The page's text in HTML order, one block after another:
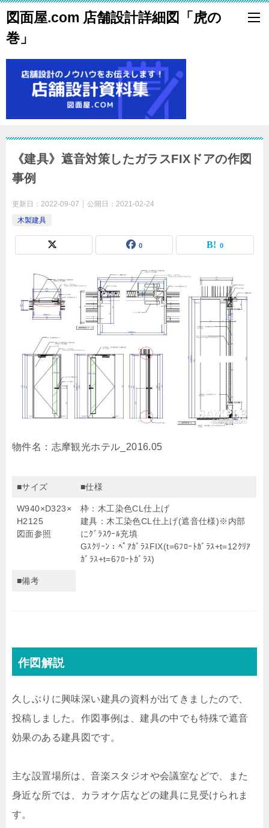
図面屋.com 店舗設計詳細図「虎の
巻」
《建具》遮音対策したガラスFIXドアの作図
事例
更新日： 2022-09-07 公開日： 2021-02-24
木製建具
0 0
物件名：志摩観光ホテル_2016.05
■サイズ ■仕様
W940×D323×
H2125
図面参照
枠：木工染色CL仕上げ
建具：木工染色CL仕上げ(遮音仕様)※内部
にｸﾞﾗｽｳｰﾙ充填
Gｽｸﾘｰﾝ：ﾍﾟｱｶﾞﾗｽFIX(t=6ﾌﾛｰﾄｶﾞﾗｽ+t=12ｸﾘｱ
ｶﾞﾗｽ+t=6ﾌﾛｰﾄｶﾞﾗｽ)
■備考
作図解説
久しぶりに興味深い建具の資料が出てきましたので、
投稿しました。作図事例は、建具の中でも特殊で遮音
効果のある建具図です。
主な設置場所は、音楽スタジオや会議室などで、また
身近な所では、カラオケ店などの建具に見受けられま
す。